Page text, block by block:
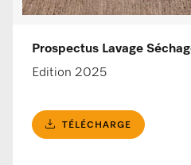
Prospectus Lavage
Edition 2025
TÉLÉCHARGE